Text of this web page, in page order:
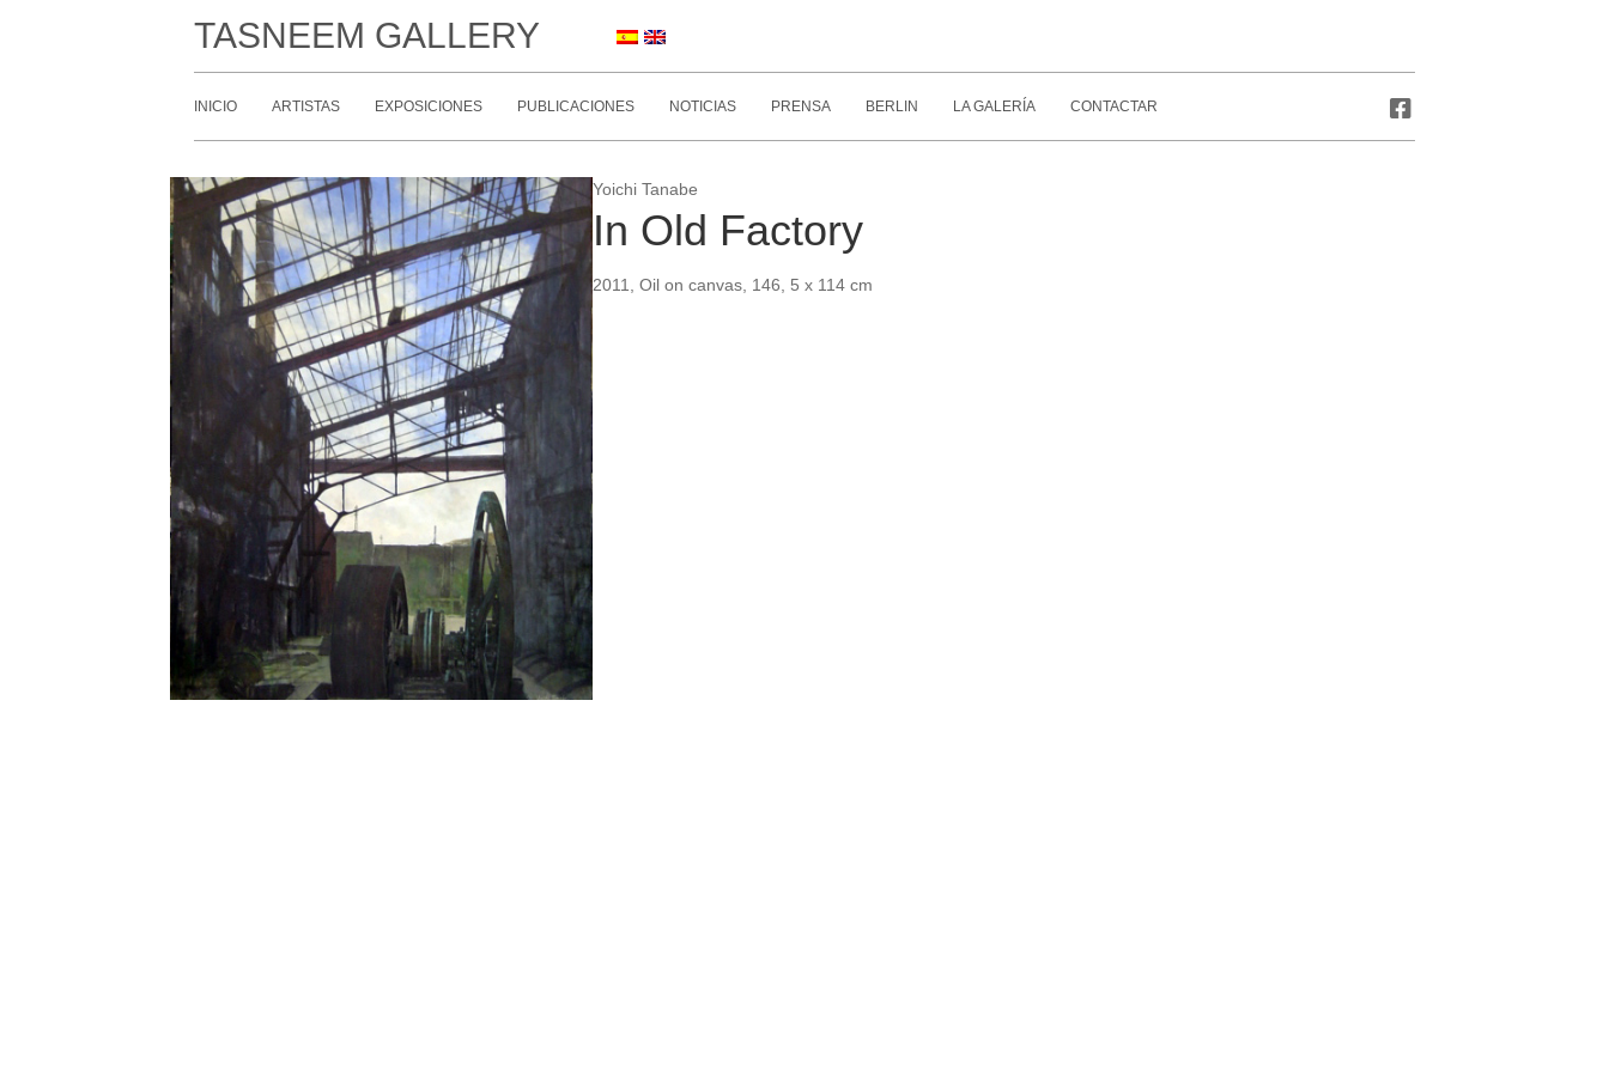
TASNEEM GALLERY
INICIO ARTISTAS EXPOSICIONES PUBLICACIONES NOTICIAS PRENSA BERLIN LA GALERÍA CONTACTAR
Yoichi Tanabe
In Old Factory
2011, Oil on canvas, 146, 5 x 114 cm